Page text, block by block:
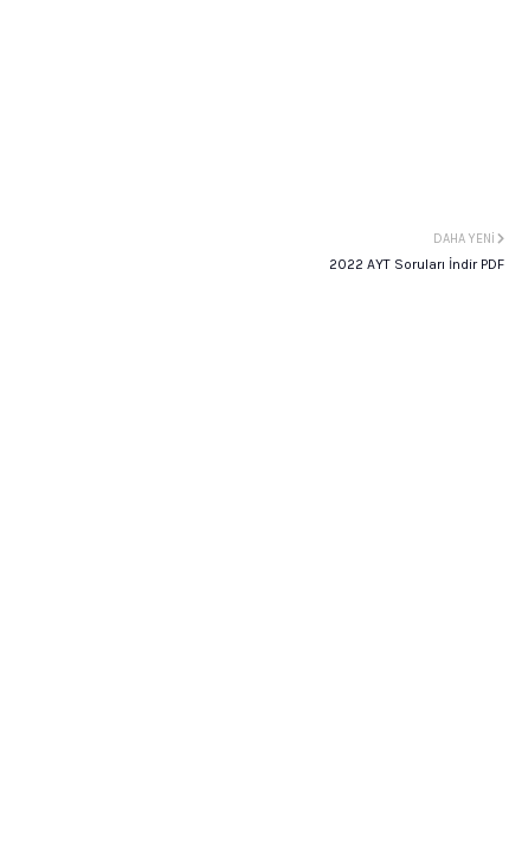
DAHA YENI
2022 AYT Soruları İndir PDF